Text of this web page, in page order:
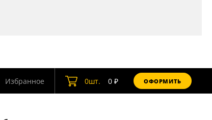
Избранное 0шт. 0₽ ОФОРМИТЬ